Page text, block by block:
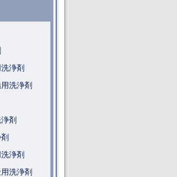
浄剤
洗浄剤
剤
浄剤
洗浄剤